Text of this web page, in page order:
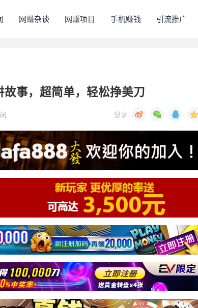
网赚杂谈 网赚项目 手机赚钱 引流推广
事，超简单，轻松挣美刀